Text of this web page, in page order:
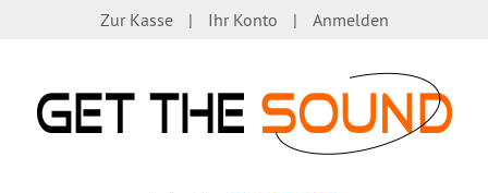
Zur Kasse Ihr Konto Anmelden